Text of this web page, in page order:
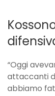
“Oggi
attaccanti
abbiamo